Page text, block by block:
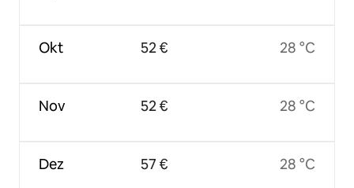
Okt
Nov
Dez
52 €
52 €
57 €
28 °C
28 °C
28 °C